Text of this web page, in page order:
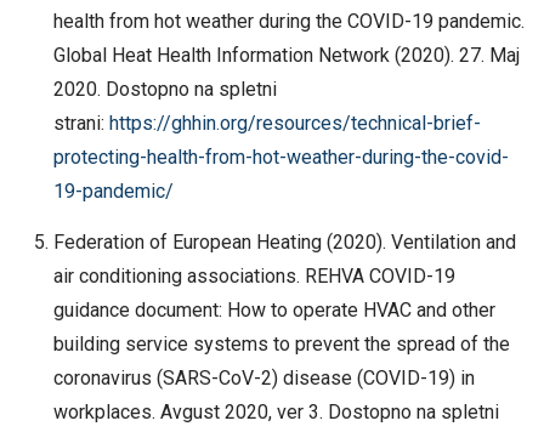
health from hot weather during the COVID-19 pandemic.
Global Heat Health Information Network (2020). 27. Maj
2020. Dostopno na spletni
strani: https://ghhin.org/resources/technical-brief-
protecting-health-from-hot-weather-during-the-covid-
19-pandemic/
Federation of European Heating (2020). Ventilation and
air conditioning associations. REHVA COVID-19
guidance document: How to operate HVAC and other
building service systems to prevent the spread of the
coronavirus (SARS-CoV-2) disease (COVID-19) in
workplaces. Avgust 2020, ver 3. Dostopno na spletni